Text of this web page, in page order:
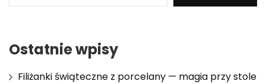
Ostatnie wpisy
Filiżanki świąteczne z porcelany — magia przy stole